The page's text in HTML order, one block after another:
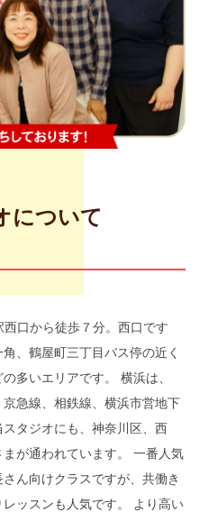
について
口から徒歩７分。西口です
、鶴屋町三丁目バス停の近く
多いエリアです。 横浜は、
急線、相鉄線、横浜市営地下
タジオにも、神奈川区、西
が通われています。 一番人気
ん向けクラスですが、共働き
ッスンも人気です。 より高い